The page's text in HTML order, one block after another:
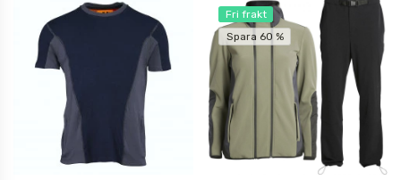
Fri frakt
Spara 60 %